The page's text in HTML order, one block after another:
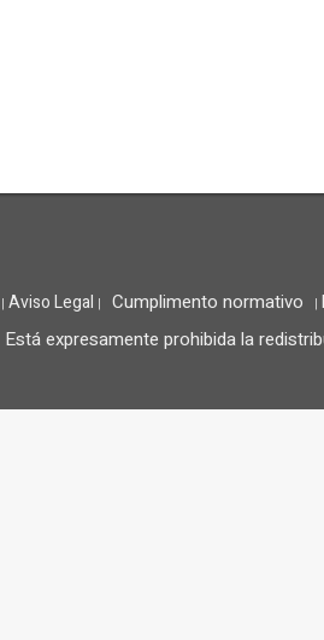
| Aviso Legal | Cumplimento normativo |
Está expresamente prohibida la